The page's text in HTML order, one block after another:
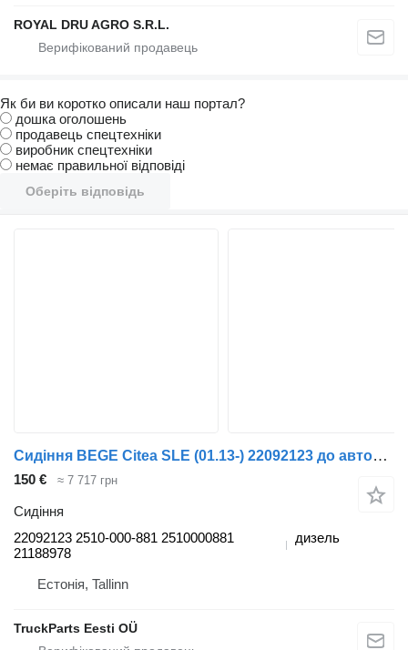
ROYAL DRU AGRO S.R.L.
Як би ви коротко описали наш портал?
дошка оголошень
продавець спецтехніки
виробник спецтехніки
немає правильної відповіді
Оберіть відповідь
Сидіння BEGE Citea SLE (01.13-) 22092123 до автобуса VDL Citea SLE (01.13-)
150 € ≈ 7 717 грн
Сидіння
22092123 2510-000-881 2510000881
21188978
дизель
Естонія, Tallinn
TruckParts Eesti OÜ